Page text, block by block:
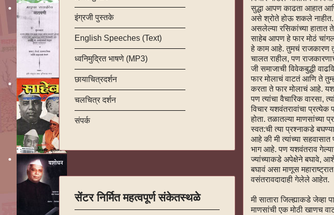
इंग्रजी पुस्तके
English Speeches (Text)
ध्वनिमुद्रित भाषणे (MP3)
छायाचित्रदर्शन
चलचित्र दर्शन
संपर्क
सेंटर निर्मित महत्वपूर्ण संकेतस्थळे
सुद्धा आपण काढता आहात
असे श्रोते होऊ शकले
असलेल्या रसिकांच्या
साहेब आपण हे फार मोठं
हे काम आहे. तुमचं राजकारण
चालत राहील, पण
जी समाजाची विवेकबुद्धी
फार मोलाचं वाटतं आणि ते
करता ते फार मोलाचं आहे.
पण त्यांचा वैचारिक वारसा,
विचार यशवंतरावांचा प्रत्येक
होता. तळातल्या माणसांच्या
स्वत:ची त्या प्रश्नाकडे
आहे की मी त्यांच्या सहवासात
भाग आहे. पण यशवंतराव
ज्यांच्याकडे अपेक्षेने बघावे,
बघावं असा माणूस
वसंतरावदादाही गेलेले आहेत.
मी सातारा जिल्ह्याकडे जेव्हा
माणसांची एक मोठी खाणच